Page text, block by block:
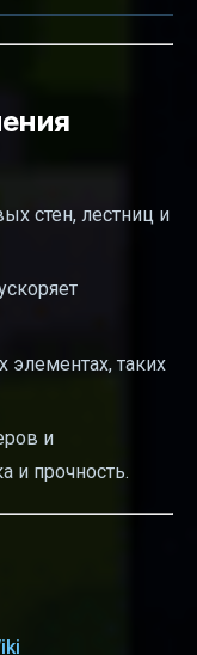
стен, лестниц и
таких
и
и прочность.